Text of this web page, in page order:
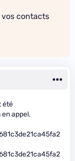
vos contacts
été
appel.